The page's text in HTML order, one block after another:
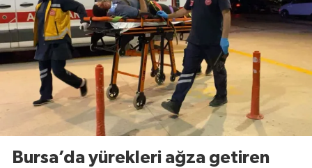
Bursa’da yürekleri ağza getiren